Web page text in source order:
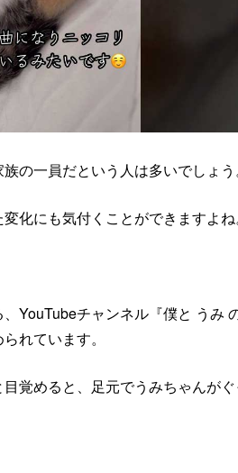
の一員だという人は多いでしょう
化にも気付くことができますよね
YouTubeチャンネル『僕と うみ
れています。
覚めると、足元でうみちゃんが